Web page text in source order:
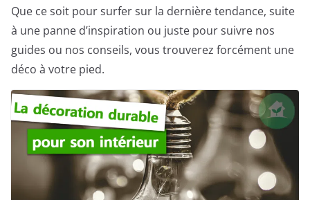
Que ce soit pour surfer sur la dernière tendance, suite
à une panne d’inspiration ou juste pour suivre nos
guides ou nos conseils, vous trouverez forcément une
déco à votre pied.